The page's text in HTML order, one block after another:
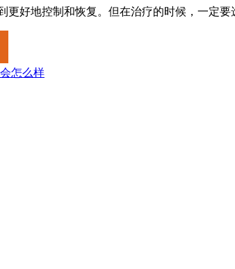
好地控制和恢复。但在治疗的时候，一定
怎么样